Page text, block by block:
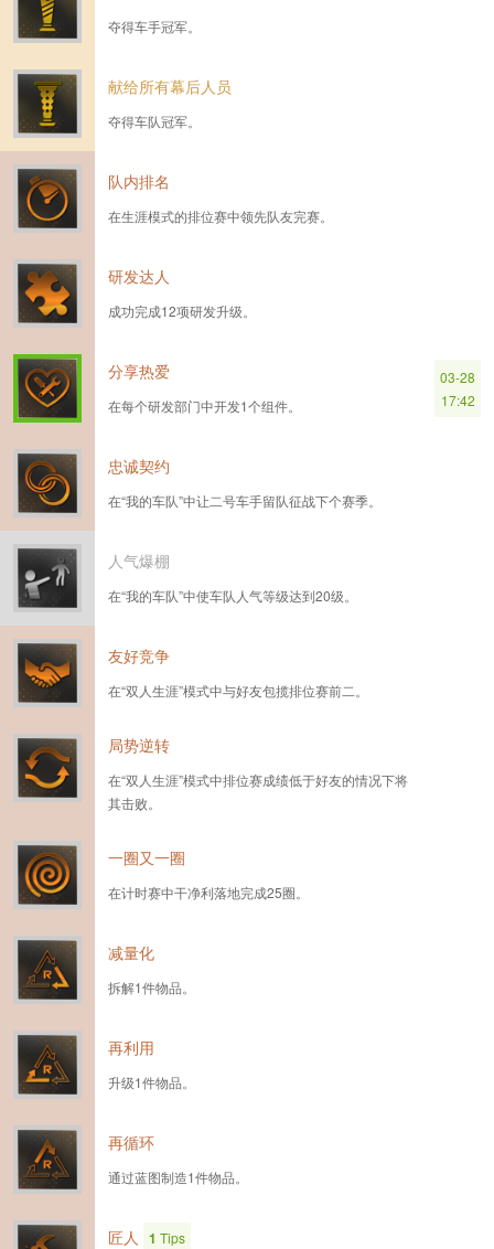
夺得车手冠军。
献给所有幕后人员
夺得车队冠军。
队内排名
在生涯模式的排位赛中领先队友完赛。
研发达人
成功完成12项研发升级。
分享热爱
在每个研发部门中开发1个组件。
03-28
17:42
忠诚契约
在“我的车队”中让二号车手留队征战下个赛季。
人气爆棚
在“我的车队”中使车队人气等级达到20级。
友好竞争
在“双人生涯”模式中与好友包揽排位赛前二。
局势逆转
在“双人生涯”模式中排位赛成绩低于好友的情况下将
其击败。
一圈又一圈
在计时赛中干净利落地完成25圈。
减量化
拆解1件物品。
再利用
升级1件物品。
再循环
通过蓝图制造1件物品。
匠人 1 Tips